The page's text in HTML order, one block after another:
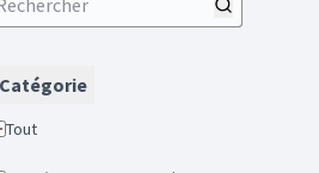
Catégorie
Tout